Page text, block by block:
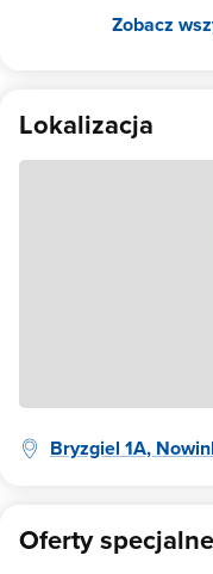
Zobacz
Lokalizacja
Bryzgiel 1A,
Oferty specjalne